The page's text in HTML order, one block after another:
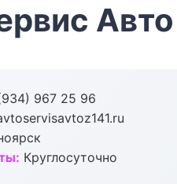
967 25 96
Круглосуточно